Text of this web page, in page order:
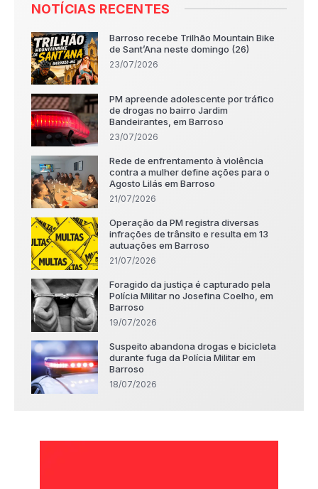
NOTÍCIAS RECENTES
Barroso recebe Trilhão Mountain Bike
de Sant’Ana neste domingo (26)
23/07/2026
PM apreende adolescente por tráfico
de drogas no bairro Jardim
Bandeirantes, em Barroso
23/07/2026
Rede de enfrentamento à violência
contra a mulher define ações para o
Agosto Lilás em Barroso
21/07/2026
Operação da PM registra diversas
infrações de trânsito e resulta em 13
autuações em Barroso
21/07/2026
Foragido da justiça é capturado pela
Polícia Militar no Josefina Coelho, em
Barroso
19/07/2026
Suspeito abandona drogas e bicicleta
durante fuga da Polícia Militar em
Barroso
18/07/2026